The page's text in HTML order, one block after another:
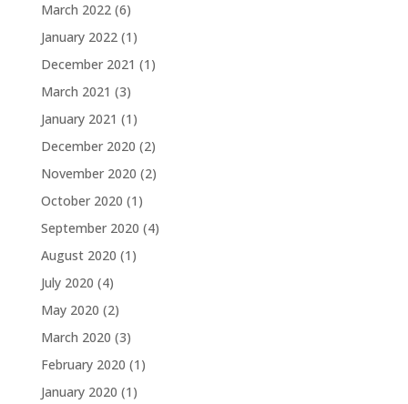
March 2022(6)
January 2022(1)
December 2021 (1)
March 2021 (3)
January 2021 (1)
December 2020 (2)
November 2020 (2)
October 2020 (1)
September 2020 (4)
August 2020 (1)
July 2020 (4)
May 2020 (2)
March 2020 (3)
February 2020 (1)
January 2020 (1)